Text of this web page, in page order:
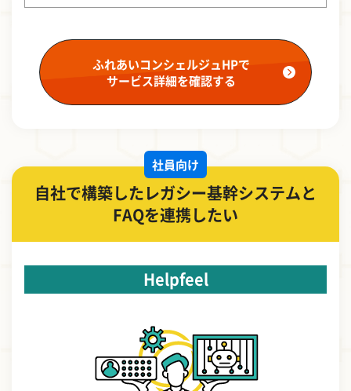
ふれあいコンシェルジュHPで
サービス詳細を確認する
社員向け
自社で構築したレガシー基幹システムと
FAQを連携したい
Helpfeel